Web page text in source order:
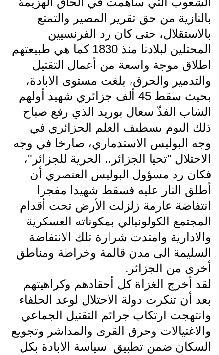
بالنازية من حق تقرير المصير والتمتع
بالاستقلال، حتى كان رد الفرنسيين
المحتلين لبلادنا منذ 1830 كما هي طبيعتهم
اطلاق موجة واسعة من أعمال التقتيل
والتدمير والحرق، بلغت مستوى الابادة،
بحيث سقط 45 ألف جزائري شهيد أولهم
الشاب الفذّ سعال بوزيد الذي رفع صباح
ذلك اليوم بسطيف العلم الجزائري في
وجه البوليس الاستدماري، صارخا في وجه
الاحتلال "تحيا الجزائر.. الحرية للجزائر"،
فكان رد مسؤول البوليس العنصري أن
أطلق النار عليه فسقط شهيدا مفجرا
انتفاضة عارمة زلزلت الأرض تحت أقدام
المجتمع الكولونيالي بمكوناته العسكرية
والادارية وامتدت شرارة تلك الانتفاضة
السليمة الى مدن قالمة وخراطة ومناطق
أخرى من الجزائر.
لقد أخرج الغزاة كل أحقادهم وكراهيتهم
بعد أن تنكرت دولة الاحتلال لوعد الحلفاء
وانتهجت ارتكاب جرائم التقتيل الجماعي
والاغتيالات وحرق القرى والمداشر وتجويع
السكان ضمن تطبيق سياسة الابادة بكل